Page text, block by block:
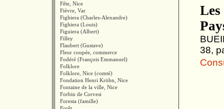
Fête, Nice
Fièvre, Var
Fighiera (Charles-Alexandre)
Fighiera (Louis)
Figuiera (Albert)
Filley
Flaubert (Gustave)
Fleur coupée, commerce
Fodéré (François Emmanuel)
Folklore
Folklore, Nice (comté)
Fondation Henri Kröhn, Nice
Fontaine de la ville, Nice
Forbin de Corvesi
Foresta (famille)
38,